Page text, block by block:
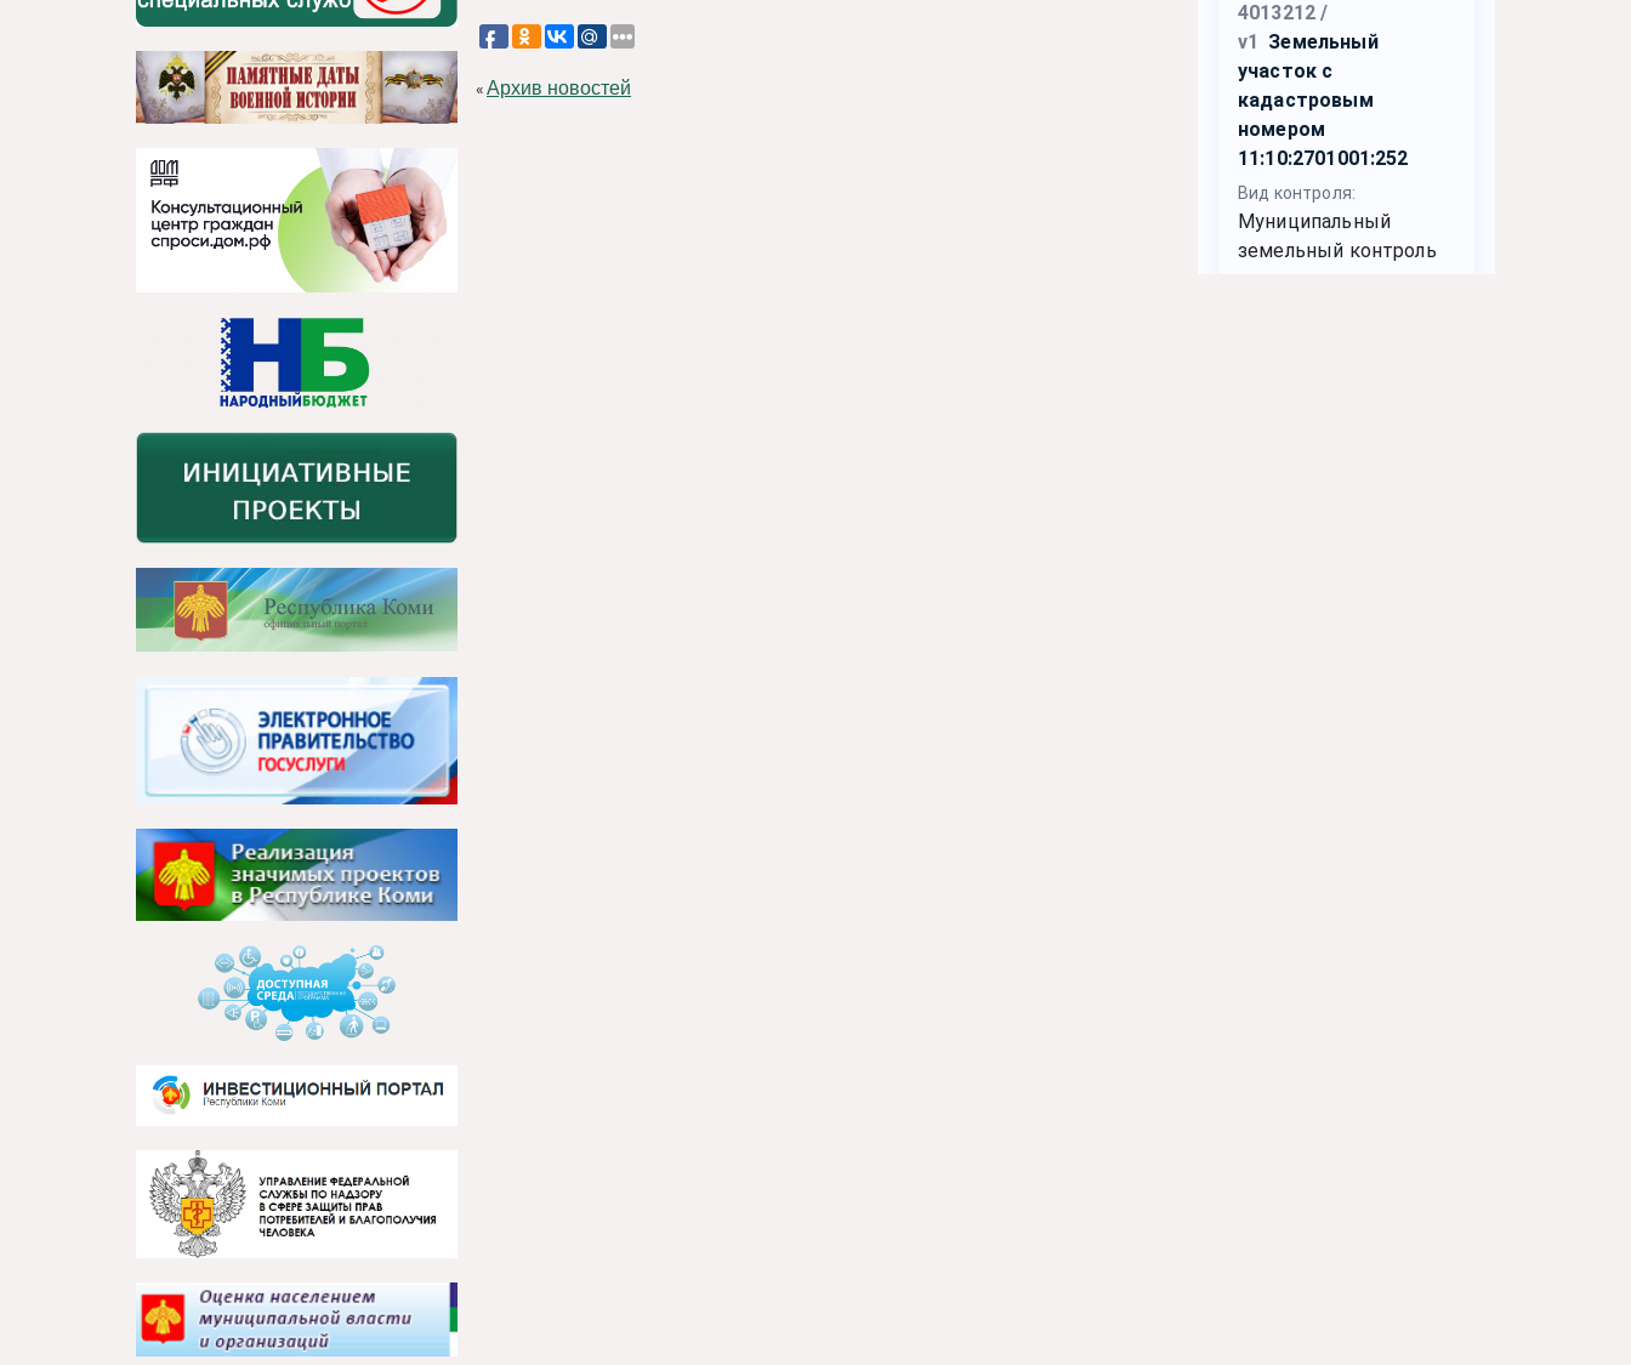
«Архив новостей